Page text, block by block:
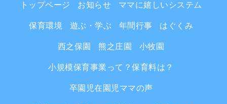
トップページ お知らせ ママに嬉しいシステム
保育環境 遊ぶ・学ぶ 年間行事 はぐくみ
西之保園 熊之庄園 小牧園
小規模保育事業って？保育料は？
卒園児在園児ママの声